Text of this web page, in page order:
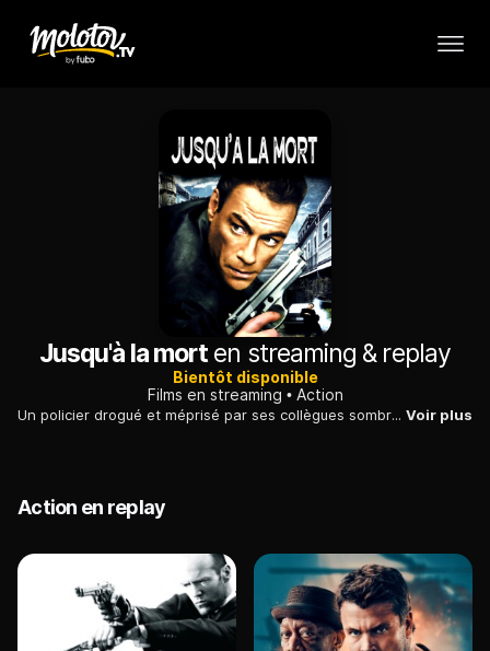
Jusqu'à la morten streaming & replay
Bientôt disponible
Films en streaming
Action
Un policier drogué et méprisé par ses collègues sombre dans le coma à la suite d'une blessure par balle à la tête. A son réveil, il décide de se venger. Voir plus
Action en replay